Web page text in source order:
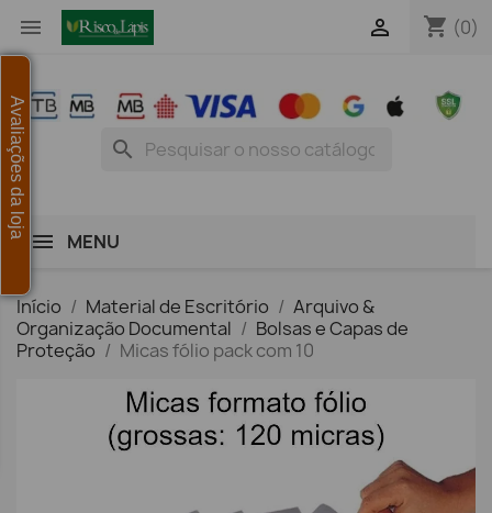
 shopping_cart (0)

search
MENU
Início Material de Escritório
Arquivo &
Organização Documental
Bolsas e Capas de
Proteção
Micas fólio pack com 10
Avaliações da loja